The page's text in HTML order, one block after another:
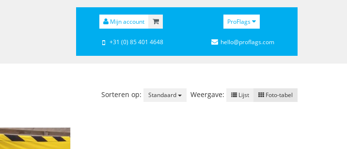
Mijn account ProFlags
+31 (0) 85 401 4648 hello@proflags.com
Sorteren op: Standaard Weergave: Lijst Foto-tabel